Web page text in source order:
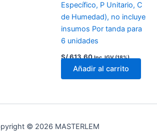
Específico, P Unitario, C
de Humedad), no incluye
insumos Por tanda para
6 unidades
S/613.60 Inc. IGV (18%)
Añadir al carrito
© 2026 MASTERLEM